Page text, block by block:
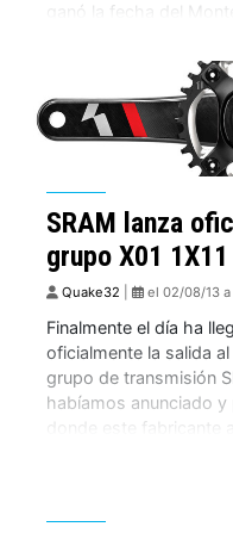
ganó la fecha del
SRAM lanza
grupo X01 1X11
Quake32 el 02/08/13 a
Finalmente el día ha
oficialmente la salida
grupo de transmisión
habíamos anunciado y
donde este fabricante